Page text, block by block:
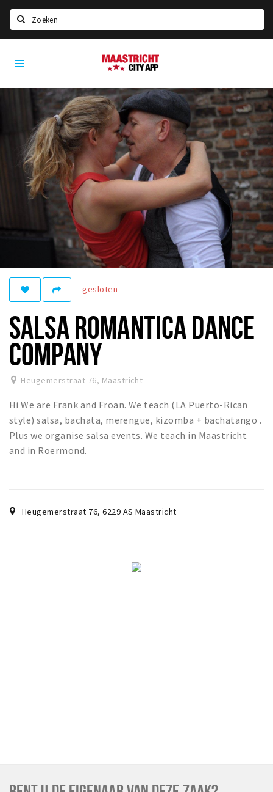
Home
Agenda
Party pics
Nieuws, interviews & blogs
Eten
Drinken
Recreatief
Winkels
Winkelgebieden
Bezienswaardigheden
Musea, theaters & podia
Uitjes & activiteiten
Toeristische routes
Natuurgebieden
Baroniepoorten
Maastricht
City
gesloten
SALSA ROMANTICA DANCE
COMPANY
Heugemerstraat 76, Maastricht
Hi We are Frank and Froan. We teach (LA Puerto-Rican
style) salsa, bachata, merengue, kizomba + bachatango .
Plus we organise salsa events. We teach in Maastricht
and in Roermond.
Heugemerstraat 76,6229 AS Maastricht